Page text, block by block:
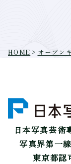
HOME > オープン
日本写真芸術
写真界第一
東京都認